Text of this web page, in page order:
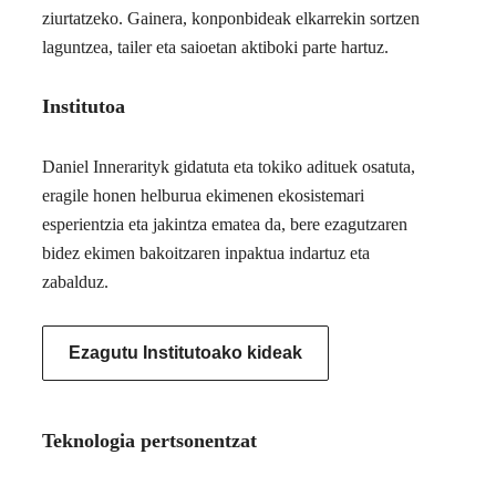
ziurtatzeko. Gainera, konponbideak elkarrekin sortzen
laguntzea, tailer eta saioetan aktiboki parte hartuz.
Institutoa
Daniel Innerarityk gidatuta eta tokiko adituek osatuta,
eragile honen helburua ekimenen ekosistemari
esperientzia eta jakintza ematea da, bere ezagutzaren
bidez ekimen bakoitzaren inpaktua indartuz eta
zabalduz.
Ezagutu Institutoako kideak
Teknologia pertsonentzat